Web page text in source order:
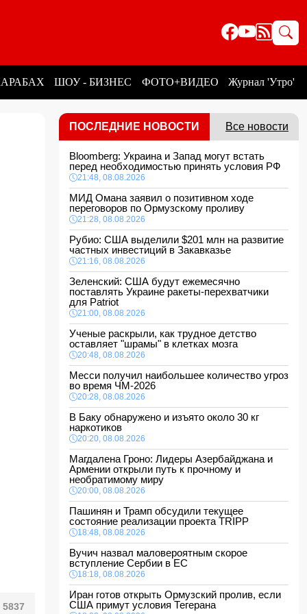
ШОУ - БИЗНЕС ФОТО+ВИДЕО Журнал 'Утро'
5837
ПОСЛЕДНИЕ НОВОСТИ Все новости
Bloomberg: Украина и Запад могут встать
перед необходимостью принять условия РФ
21:48, 08.08.2026
МИД Омана заявил о позитивном ходе
переговоров по Ормузскому проливу
21:28, 08.08.2026
Рубио: США выделили $201 млн на развитие
частных инвестиций в Закавказье
21:16, 08.08.2026
Зеленский: США будут ежемесячно
поставлять Украине ракеты-перехватчики
для Patriot
21:00, 08.08.2026
Ученые раскрыли, как трудное детство
оставляет "шрамы" в клетках мозга
20:48, 08.08.2026
Месси получил наибольшее количество угроз
во время ЧМ-2026
20:28, 08.08.2026
В Баку обнаружено и изъято около 30 кг
наркотиков
20:20, 08.08.2026
Магдалена Гроно: Лидеры Азербайджана и
Армении открыли путь к прочному и
необратимому миру
20:00, 08.08.2026
Пашинян и Трамп обсудили текущее
состояние реализации проекта TRIPP
18:48, 08.08.2026
Вучич назвал маловероятным скорое
вступление Сербии в ЕС
18:18, 08.08.2026
Иран готов открыть Ормузский пролив, если
США примут условия Тегерана